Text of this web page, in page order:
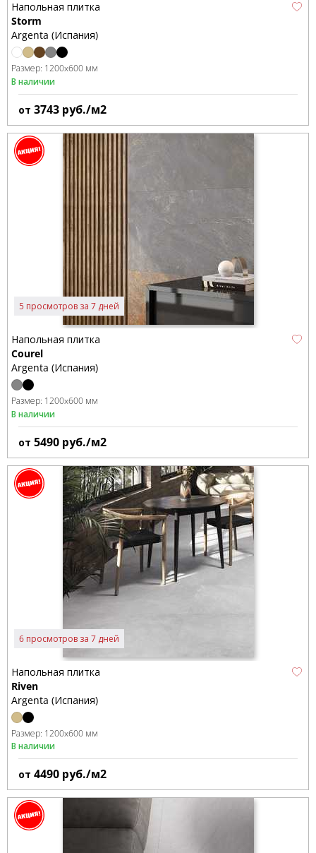
Напольная плитка
Storm
Argenta (Испания)
Размер: 1200x600 мм
В наличии
от 3743 руб./м2
5 просмотров за 7 дней
Напольная плитка
Courel
Argenta (Испания)
Размер: 1200x600 мм
В наличии
от 5490 руб./м2
6 просмотров за 7 дней
Напольная плитка
Riven
Argenta (Испания)
Размер: 1200x600 мм
В наличии
от 4490 руб./м2